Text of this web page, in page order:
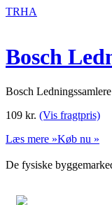
TRHA
Bosch
Bosch
109 kr. (Vis fragtpris)
Læs mere »Køb nu »
De fysiske